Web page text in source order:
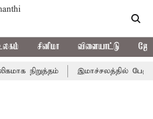
சினிமா விளையாட்டு
இமாச்சலத்தில் பேருந்து